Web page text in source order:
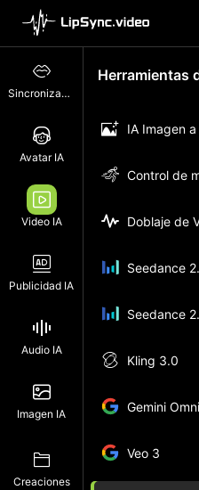
Sincronización Labial
Avatar IA
Video IA
Publicidad IA
Audio IA
Imagen IA
Creaciones
Herramientas
IA Imagen
Doblaje de
Seedance
Seedance
Kling 3.0
Gemini Omni
Veo 3